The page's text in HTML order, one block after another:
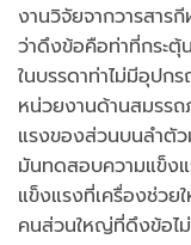
งานวิจัยจากวารสาร
ว่าดึงข้อคือท่าที่กระ
ในบรรดาท่าไม่มีอุป
หน่วยงานด้านสมรร
แรงของส่วนบนลำตัว
มันทดสอบความแข็งแ
แข็งแรงที่เครื่องช่ว
คนส่วนใหญ่ที่ดึงข้อไม่